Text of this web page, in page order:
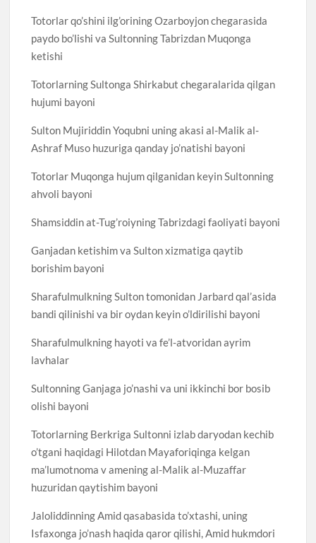
Totorlar qo’shini ilg’orining Ozarboyjon chegarasida
paydo bo’lishi va Sultonning Tabrizdan Muqonga
ketishi
Totorlarning Sultonga Shirkabut chegaralarida qilgan
hujumi bayoni
Sulton Mujiriddin Yoqubni uning akasi al-Malik al-
Ashraf Muso huzuriga qanday jo’natishi bayoni
Totorlar Muqonga hujum qilganidan keyin Sultonning
ahvoli bayoni
Shamsiddin at-Tug’roiyning Tabrizdagi faoliyati bayoni
Ganjadan ketishim va Sulton xizmatiga qaytib
borishim bayoni
Sharafulmulkning Sulton tomonidan Jarbard qal’asida
bandi qilinishi va bir oydan keyin o’ldirilishi bayoni
Sharafulmulkning hayoti va fe’l-atvoridan ayrim
lavhalar
Sultonning Ganjaga jo’nashi va uni ikkinchi bor bosib
olishi bayoni
Totorlarning Berkriga Sultonni izlab daryodan kechib
o’tgani haqidagi Hilotdan Mayaforiqinga kelgan
ma’lumotnoma v amening al-Malik al-Muzaffar
huzuridan qaytishim bayoni
Jaloliddinning Amid qasabasida to’xtashi, uning
Isfaxonga jo’nash haqida qaror qilishi, Amid hukmdori